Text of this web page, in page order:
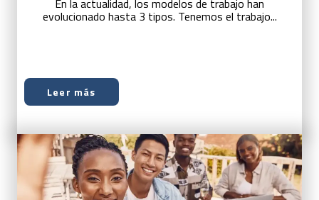
En la actualidad, los modelos de trabajo han
evolucionado hasta 3 tipos. Tenemos eltrabajo...
Leer más